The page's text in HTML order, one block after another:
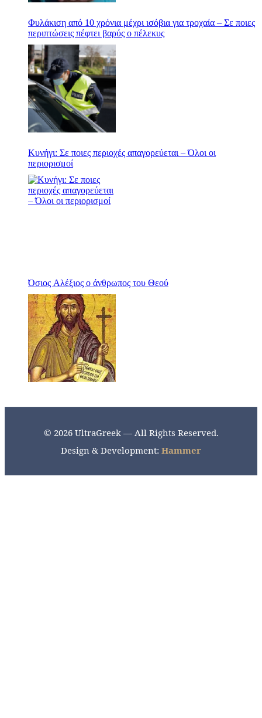
Φυλάκιση από 10 χρόνια μέχρι ισόβια για τροχαία – Σε ποιες
περιπτώσεις πέφτει βαρύς ο πέλεκυς
Κυνήγι: Σε ποιες περιοχές απαγορεύεται – Όλοι οι
περιορισμοί
Όσιος Αλέξιος ο άνθρωπος του Θεού
© 2026 UltraGreek — All Rights Reserved.
Design & Development: Hammer